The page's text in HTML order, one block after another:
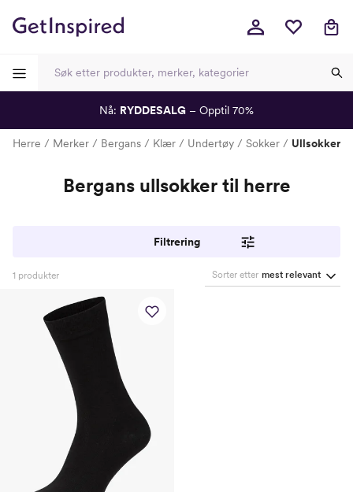
Herre Merker Bergans Klær Undertøy Sokker Ullsokker
Bergans ullsokker til herre
Filtrering
1 produkter Sorter etter mest relevant
Nå: RYDDESALG – Opptil 70%
-
-
-
-